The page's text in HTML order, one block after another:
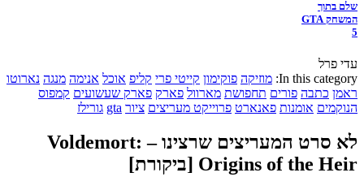
שלם בתוך
המשחק GTA
5
עדי פרל
In this category: מוזיקה פוקימון קייטי פרי קליפ אוכל אנימה מנגה נארוטו
ראמן כתבה פורים תחפושת מארוול פארק פארק שעשועים קמפוס
הנוקמים אומנות פאנארט פרוייקט מעריצים ציור gta גורילז
לא סרט המעריצים שרצינו – Voldemort:
Origins of the Heir [ביקורת]